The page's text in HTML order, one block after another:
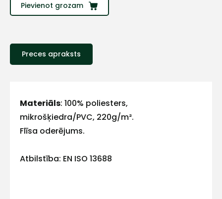
Pievienot grozam
Preces apraksts
Materiāls: 100% poliesters,
mikrošķiedra/PVC, 220g/m².
Flīsa oderējums.
Atbilstība: EN ISO 13688